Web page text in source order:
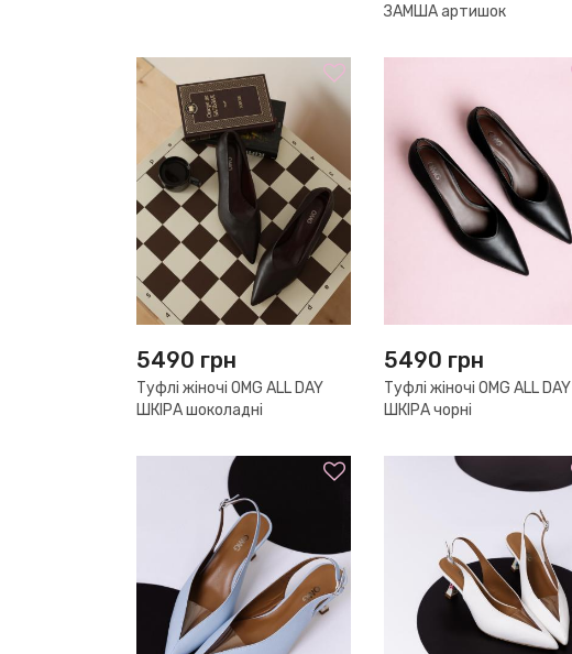
ЗАМША артишок
5490 грн
Туфлі жіночі OMG ALL DAY
ШКІРА шоколадні
5490 грн
Туфлі жіночі OMG ALL DAY
ШКІРА чорні